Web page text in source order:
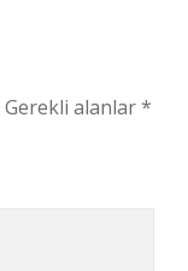
Gerekli alanlar*